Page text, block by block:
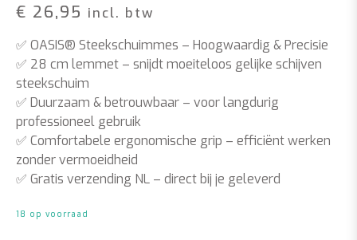
€ 26,95 incl. btw
✅ OASIS® Steekschuimmes – Hoogwaardig & Precisie
✅ 28 cm lemmet – snijdt moeiteloos gelijke schijven
steekschuim
✅ Duurzaam & betrouwbaar – voor langdurig
professioneel gebruik
✅ Comfortabele ergonomische grip – efficiënt werken
zonder vermoeidheid
✅ Gratis verzending NL – direct bij je geleverd
18 op voorraad